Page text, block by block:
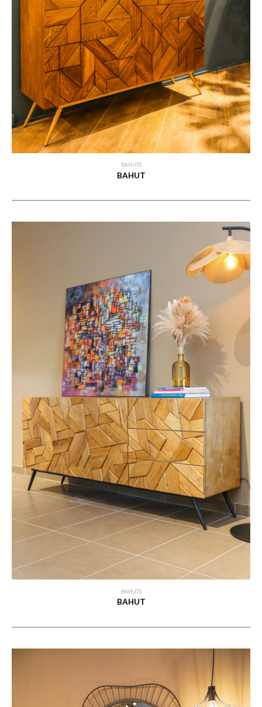
BAHUTS
BAHUT
BAHUTS
BAHUT